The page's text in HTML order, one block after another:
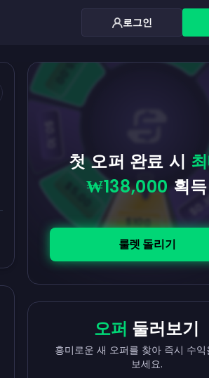
로그인
첫 오퍼 완료 시
₩138,000획득
룰렛 돌리기
$100
$5.00
$5.00
$0.10 $5.00
$0.10
오퍼 둘러보기
흥미로운 새 오퍼를 찾아 즉시 수익
보세요.
리워드받기
태스크를 완료하고 잔액이 늘어
지켜보세요.
현금으로출금
수익을 빠르고 간편하게 현금화